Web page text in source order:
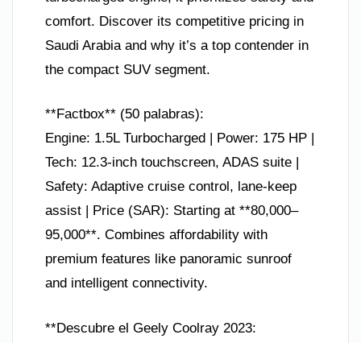
comfort. Discover its competitive pricing in
Saudi Arabia and why it’s a top contender in
the compact SUV segment.
**Factbox** (50 palabras):
Engine: 1.5L Turbocharged | Power: 175 HP |
Tech: 12.3-inch touchscreen, ADAS suite |
Safety: Adaptive cruise control, lane-keep
assist | Price (SAR): Starting at **80,000–
95,000**. Combines affordability with
premium features like panoramic sunroof
and intelligent connectivity.
**Descubre el Geely Coolray 2023: